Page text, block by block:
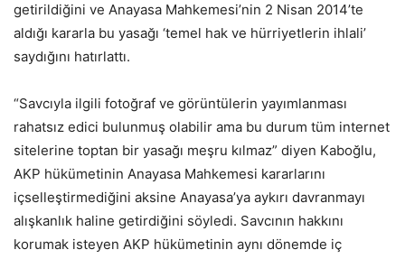
getirildiğini ve Anayasa Mahkemesi’nin 2 Nisan 2014’te
aldığı kararla bu yasağı ‘temel hak ve hürriyetlerin ihlali’
saydığını hatırlattı.
“Savcıyla ilgili fotoğraf ve görüntülerin yayımlanması
rahatsız edici bulunmuş olabilir ama bu durum tüm internet
sitelerine toptan bir yasağı meşru kılmaz” diyen Kaboğlu,
AKP hükümetinin Anayasa Mahkemesi kararlarını
içselleştirmediğini aksine Anayasa’ya aykırı davranmayı
alışkanlık haline getirdiğini söyledi. Savcının hakkını
korumak isteyen AKP hükümetinin aynı dönemde iç